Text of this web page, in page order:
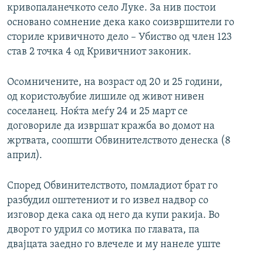
кривопаланечкото село Луке. За нив постои
основано сомнение дека како соизвршители го
сториле кривичното дело – Убиство од член 123
став 2 точка 4 од Кривичниот законик.
Осомничените, на возраст од 20 и 25 години,
од користољубие лишиле од живот нивен
соселанец. Ноќта меѓу 24 и 25 март се
договориле да извршат кражба во домот на
жртвата, соопшти Обвинителството денеска (8
април).
Според Обвинителството, помладиот брат го
разбудил оштетениот и го извел надвор со
изговор дека сака од него да купи ракија. Во
дворот го удрил со мотика по главата, па
двајцата заедно го влечеле и му нанеле уште